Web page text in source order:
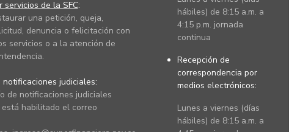
servicios de la SFC:
una petición, queja,
denuncia o felicitación con
servicios o a la atención de
notificaciones judiciales:
de notificaciones judiciales
habilitado el correo
hábiles) de 8:15 a.m. a
4:15 p.m. jornada
continua
Recepción de
correspondencia por
medios electrónicos:
Lunes a viernes (días
hábiles) de 8:15 a.m. a